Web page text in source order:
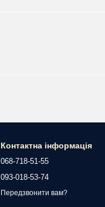
Контактна інформація
068-718-51-55
093-018-53-74
Передзвонити вам?